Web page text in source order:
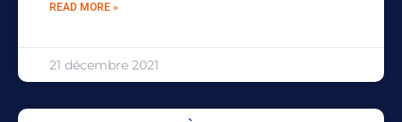
READ MORE »
21 décembre 2021